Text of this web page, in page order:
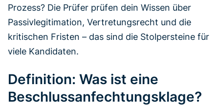
Prozess? Die Prüfer prüfen dein Wissen über
Passivlegitimation, Vertretungsrecht und die
kritischen Fristen – das sind die Stolpersteine für
viele Kandidaten.
Definition: Was ist eine
Beschlussanfechtungsklage?